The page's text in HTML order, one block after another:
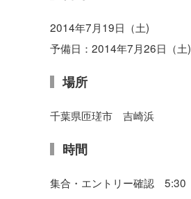
2014年7月19日（土)
予備日：2014年7月26日（土)
場所
千葉県匝瑳市 吉崎浜
時間
集合・エントリー確認 5:30